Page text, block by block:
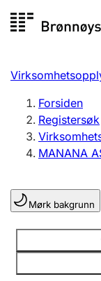
Registersøk
Aksjeselskap
Registrere,
Lag og
Registrere,
Forsiden
Registersøk
MANANA
Mørk bakgrunn
Opplysninger er